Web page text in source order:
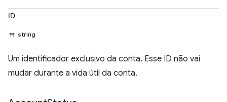
ID
string
Um identificador exclusivo da conta. Esse ID não vai
mudar durante a vida útil da conta.